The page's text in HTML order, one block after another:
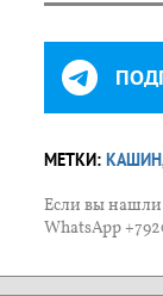
МЕТКИ: КАШИН
Если вы нашли
WhatsApp